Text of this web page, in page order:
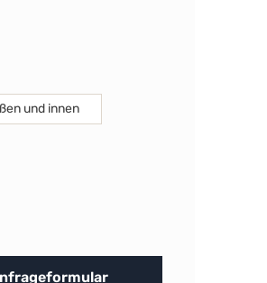
und innen
Gib den